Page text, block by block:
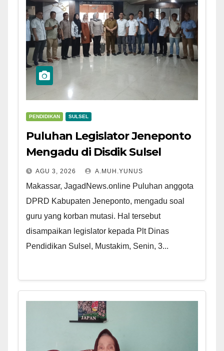
PENDIDIKAN SULSEL
Puluhan Legislator Jeneponto
Mengadu di Disdik Sulsel
AGU 3, 2026 A.MUH.YUNUS
Makassar, JagadNews.online Puluhan anggota
DPRD Kabupaten Jeneponto, mengadu soal
guru yang korban mutasi. Hal tersebut
disampaikan legislator kepada Plt Dinas
Pendidikan Sulsel, Mustakim, Senin, 3...